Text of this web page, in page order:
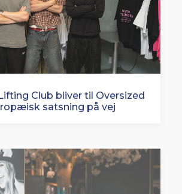
Club bliver til Oversized
satsning på vej